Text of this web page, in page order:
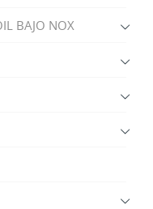
BAJO NOX